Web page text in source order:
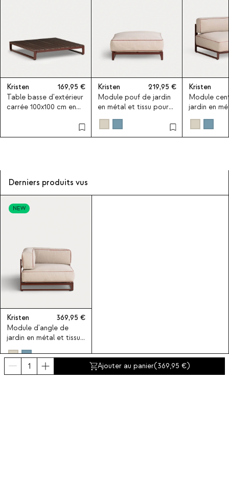
Ajouter au panier(369,95 )
Kristen
169,95
Table basse d'extérieur
carrée 100x100 cm en
Kristen
219,95
Module pouf de jardin
en métal et tissu pour
canapé modulaire
Kristen
Module
jardin en
pour
Derniers produits vus
NEW
Kristen
369,95
Module d'angle de
jardin en métal et tissu
pour canapé modulaire
Kristen